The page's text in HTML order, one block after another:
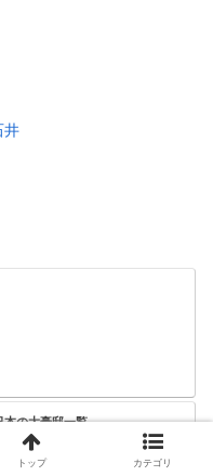
井
本の大豪邸一覧
トップ カテゴリ